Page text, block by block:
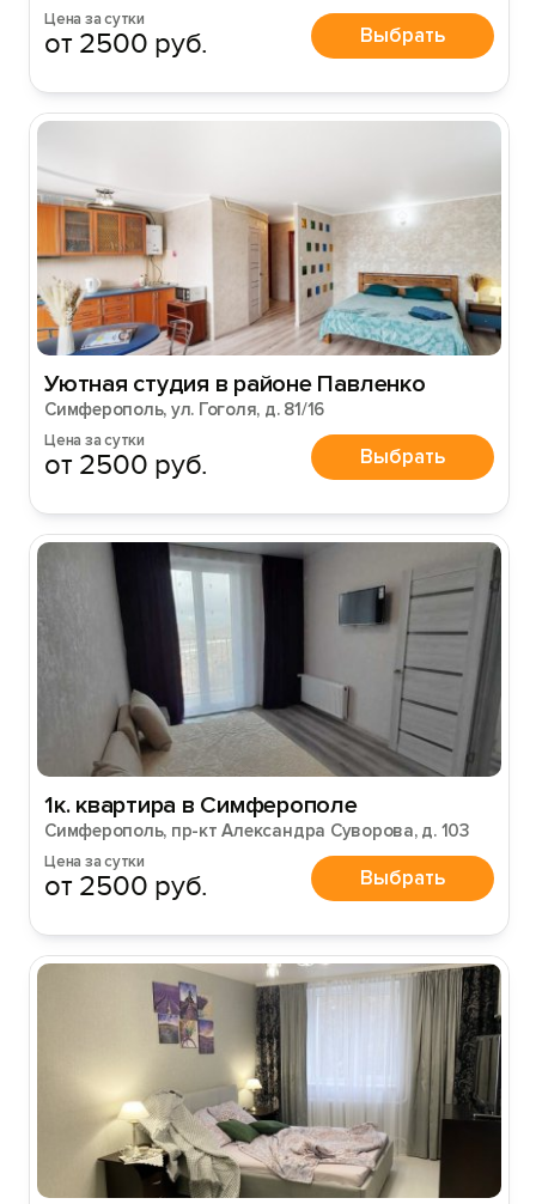
Цена за сутки
от 2500 руб. Выбрать
Уютная студия в районе Павленко
Симферополь, ул. Гоголя, д. 81/16
Цена за сутки
от 2500 руб. Выбрать
1к. квартира в Симферополе
Симферополь, пр-кт Александра Суворова, д. 103
Цена за сутки
от 2500 руб. Выбрать
Вход на сайт
Зарегистрироваться
Войти